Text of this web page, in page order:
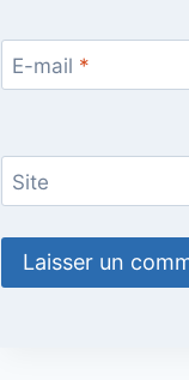
E-mail *
Site